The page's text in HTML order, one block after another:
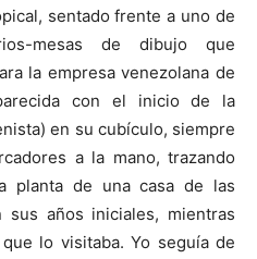
sentado frente a uno de
mesas de dibujo que
la empresa venezolana de
con el inicio de la
en su cubículo, siempre
a la mano, trazando
planta de una casa de las
sus años iniciales, mientras
lo visitaba. Yo seguía de